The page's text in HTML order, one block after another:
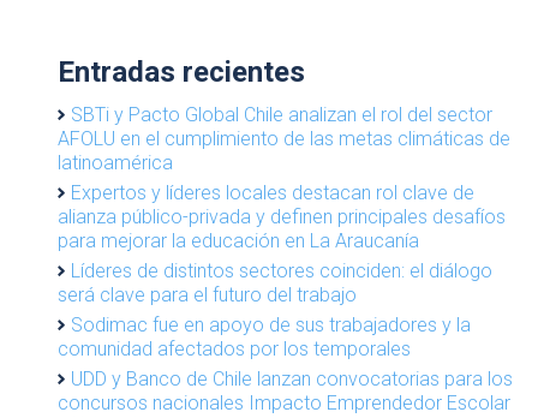
Entradas recientes
SBTi y Pacto Global Chile analizan el rol del sector
AFOLU en el cumplimiento de las metas climáticas de
latinoamérica
Expertos y líderes locales destacan rol clave de
alianza público-privada y definen principales desafíos
para mejorar la educación en La Araucanía
Líderes de distintos sectores coinciden: el diálogo
será clave para el futuro del trabajo
Sodimac fue en apoyo de sus trabajadores y la
comunidad afectados por los temporales
UDD y Banco de Chile lanzan convocatorias para los
concursos nacionales Impacto Emprendedor Escolar